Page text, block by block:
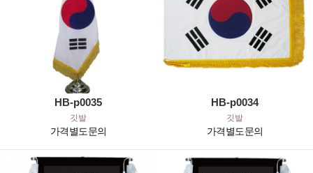
HB-p0035
깃발
가격별도문의
HB-p0034
깃발
가격별도문의